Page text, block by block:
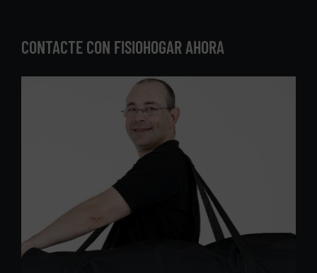
CONTACTE CON FISIOHOGAR AHORA